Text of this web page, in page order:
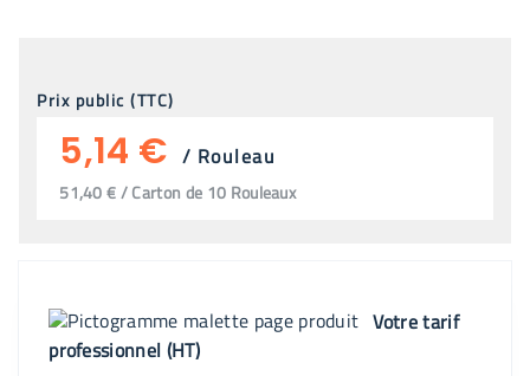
Prix public (TTC)
5,14 € / Rouleau
51,40 € / Carton de 10 Rouleaux
Votre tarif
professionnel (HT)